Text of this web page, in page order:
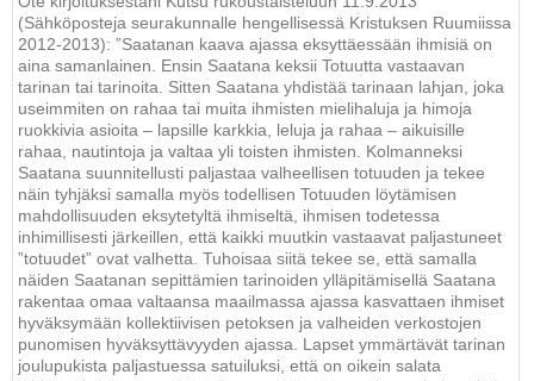
(Sähköposteja seurakunnalle hengellisessä Kristuksen Ruumiissa
2012-2013): ”Saatanan kaava ajassa eksyttäessään ihmisiä on
aina samanlainen. Ensin Saatana keksii Totuutta vastaavan
tarinan tai tarinoita. Sitten Saatana yhdistää tarinaan lahjan, joka
useimmiten on rahaa tai muita ihmisten mielihaluja ja himoja
ruokkivia asioita – lapsille karkkia, leluja ja rahaa – aikuisille
rahaa, nautintoja ja valtaa yli toisten ihmisten. Kolmanneksi
Saatana suunnitellusti paljastaa valheellisen totuuden ja tekee
näin tyhjäksi samalla myös todellisen Totuuden löytämisen
mahdollisuuden eksytetyltä ihmiseltä, ihmisen todetessa
inhimillisesti järkeillen, että kaikki muutkin vastaavat paljastuneet
”totuudet” ovat valhetta. Tuhoisaa siitä tekee se, että samalla
näiden Saatanan sepittämien tarinoiden ylläpitämisellä Saatana
rakentaa omaa valtaansa maailmassa ajassa kasvattaen ihmiset
hyväksymään kollektiivisen petoksen ja valheiden verkostojen
punomisen hyväksyttävyyden ajassa. Lapset ymmärtävät tarinan
joulupukista paljastuessa satuiluksi, että on oikein salata